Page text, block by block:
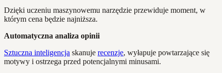
Dzięki uczeniu maszynowemu narzędzie przewiduje moment, w
którym cena będzie najniższa.
Automatyczna analiza opinii
Sztuczna inteligencja skanuje recenzje, wyłapuje powtarzające się
motywy i ostrzega przed potencjalnymi minusami.